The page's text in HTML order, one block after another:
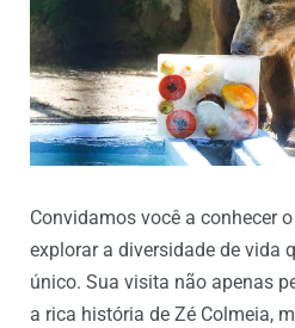
Convidamos você a conhecer
explorar a diversidade de vida
único. Sua visita não apenas
a rica história de Zé Colmeia,